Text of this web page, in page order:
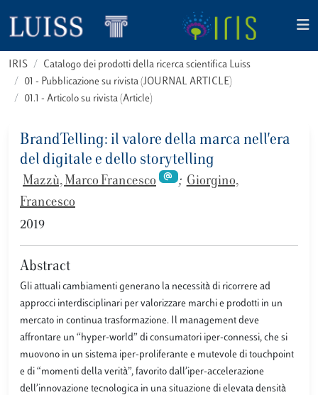
IRIS
Catalogo dei prodotti della ricerca scientifica Luiss
01 - Pubblicazione su rivista (JOURNAL ARTICLE)
01.1 - Articolo su rivista (Article)
BrandTelling: il valore della marca nell'era
del digitale e dello storytelling
Mazzù, Marco Francesco ; Giorgino,
Francesco
2019
Abstract
Gli attuali cambiamenti generano la necessità di ricorrere ad
approcci interdisciplinari per valorizzare marchi e prodotti in un
mercato in continua trasformazione. Il management deve
affrontare un “hyper-world” di consumatori iper-connessi, che si
muovono in un sistema iper-proliferante e mutevole di touchpoint
e di “momenti della verità”, favorito dall’iper-accelerazione
dell’innovazione tecnologica in una situazione di elevata densità